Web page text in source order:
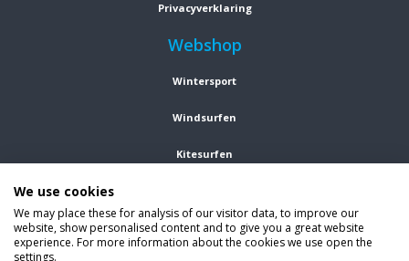
Privacyverklaring
Webshop
Wintersport
Windsurfen
Kitesurfen
Kleding
We use cookies
We may place these for analysis of our visitor data, to improve our
website, show personalised content and to give you a great website
experience. For more information about the cookies we use open the
settings.